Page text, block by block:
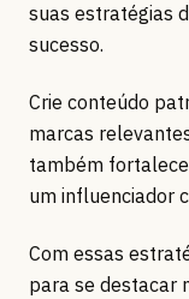
suas estratégias
sucesso.
Crie conteúdo
marcas
também
um influenciador
Com essas
para se destacar